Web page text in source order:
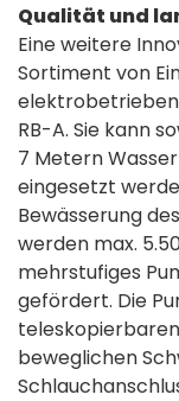
Qualität und
Eine weitere
Sortiment von
RB-A. Sie kann
7 Metern
eingesetzt
Bewässerung
werden max.
mehrstufiges
gefördert. Die
beweglichen